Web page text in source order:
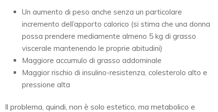
Un aumento di peso anche senza un particolare
incremento dell’apporto calorico (si stima che una donna
possa prendere mediamente almeno 5 kg di grasso
viscerale mantenendo le proprie abitudini)
Maggiore accumulo di grasso addominale
Maggior rischio di insulino-resistenza, colesterolo alto e
pressione alta
Il problema, quindi, non è solo estetico, ma metabolico e